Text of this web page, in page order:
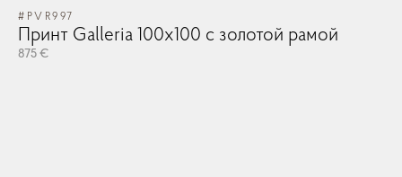
#PVR997
Принт Galleria 100x100 с золотой рамой
875 €